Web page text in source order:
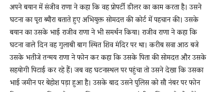
अपने बयान में संजीव राणा ने कहा कि वह प्रोपर्टी डीलर का काम करता है। उसने
घटना का पूरा ब्यौरा बताते हुए अभियुक्त सोमदत्त की कोर्ट में पहचान की। उसके
बयान का उसके भाई राजीव राणा ने भी समर्थन किया। राजीव राणा ने कहा कि
घटना वाले दिन वह गुलाबी बाग स्थित शिव मंदिर पर था। करीब सवा आठ बजे
उसके भतीजे तन्मय राणा ने फोन कर कहा कि उसके पिता की सोमदत्त और उसके
सहयोगी पिटाई कर रहे हैं। जब वह घटनास्थल पर पहुंचा तो उसने देखा कि उसका
भाई जमीन पर बेहोश पड़ा हुआ है। उसके बाद उसने पुलिस को सौ नंबर पर फोन